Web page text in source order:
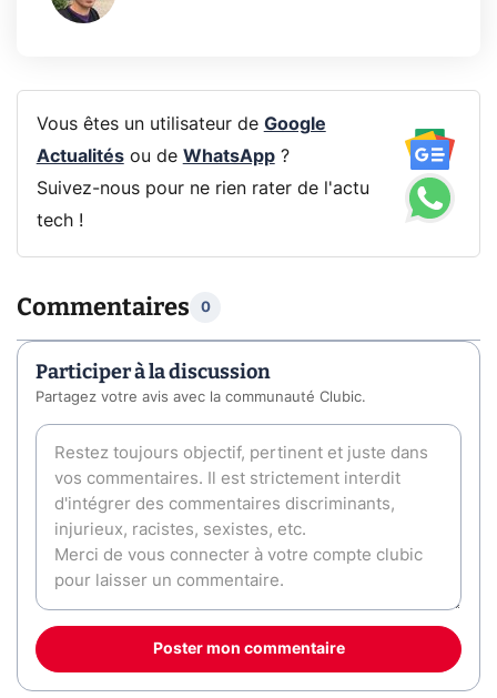
Vous êtes un utilisateur de Google
Actualitésou de WhatsApp?
Suivez-nous pour ne rien rater de l'actu
tech !
Commentaires 0
Participer à la discussion
Partagez votre avis avec la communauté Clubic.
Poster mon commentaire